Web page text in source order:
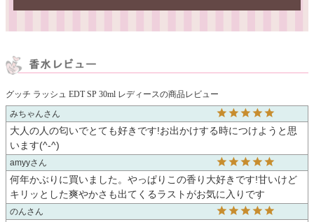
グッチ ラッシュ EDT SP 30ml レディースの商品レビュー
みちゃん
大人の人の匂いでとても好きです!お出かけする時につけようと思
います(^-^)
amyy
何年かぶりに買いました。やっぱりこの香り大好きです!甘いけど
キリッとした爽やかさも出てくるラストがお気に入りです
のん